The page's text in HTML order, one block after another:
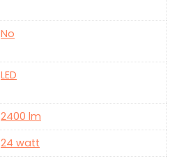
‎No
‎LED
‎2400 lm
‎24 watt